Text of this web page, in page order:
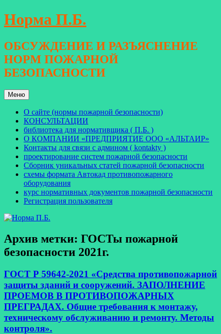
Перейти
к
Норма П.Б.
ОБСУЖДЕНИЕ И РАЗЪЯСНЕНИЕ
НОРМ ПОЖАРНОЙ
БЕЗОПАСНОСТИ
Меню
О сайте (нормы пожарной безопасности)
КОНСУЛЬТАЦИИ
библиотека для нормативщика ( П.Б. )
О КОМПАНИИ «ПРЕДПРИЯТИЕ ООО «АЛЬТАИР»
Контакты для связи с админом ( kontakty )
проектирование систем пожарной безопасности
Сборник уникальных статей пожарной безопасности
схемы формата Автокад противопожарного
оборудования
курс нормативных документов пожарной безопасности
Регистрация пользователя
Архив метки: ГОСТы пожарной
безопасности 2021г.
ГОСТ Р 59642-2021 «Средства противопожарной
защиты зданий и сооружений. ЗАПОЛНЕНИЕ
ПРОЕМОВ В ПРОТИВОПОЖАРНЫХ
ПРЕГРАДАХ. Общие требования к монтажу,
техническому обслуживанию и ремонту. Методы
контроля».